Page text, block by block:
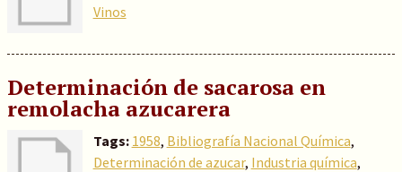
Vinos
Determinación de sacarosa en
remolacha azucarera
Tags: 1958, Bibliografía Nacional Química,
Determinación de azucar, Industria química,